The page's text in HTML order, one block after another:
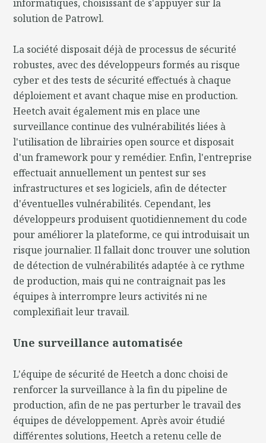
informatiques, choisissant de s'appuyer sur la
solution de Patrowl.
La société disposait déjà de processus de sécurité
robustes, avec des développeurs formés au risque
cyber et des tests de sécurité effectués à chaque
déploiement et avant chaque mise en production.
Heetch avait également mis en place une
surveillance continue des vulnérabilités liées à
l'utilisation de librairies open source et disposait
d'un framework pour y remédier. Enfin, l'entreprise
effectuait annuellement un pentest sur ses
infrastructures et ses logiciels, afin de détecter
d'éventuelles vulnérabilités. Cependant, les
développeurs produisent quotidiennement du code
pour améliorer la plateforme, ce qui introduisait un
risque journalier. Il fallait donc trouver une solution
de détection de vulnérabilités adaptée à ce rythme
de production, mais qui ne contraignait pas les
équipes à interrompre leurs activités ni ne
complexifiait leur travail.
Une surveillance automatisée
L'équipe de sécurité de Heetch a donc choisi de
renforcer la surveillance à la fin du pipeline de
production, afin de ne pas perturber le travail des
équipes de développement. Après avoir étudié
différentes solutions, Heetch a retenu celle de